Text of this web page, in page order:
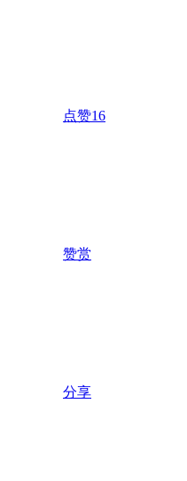
点赞16
赞赏
分享